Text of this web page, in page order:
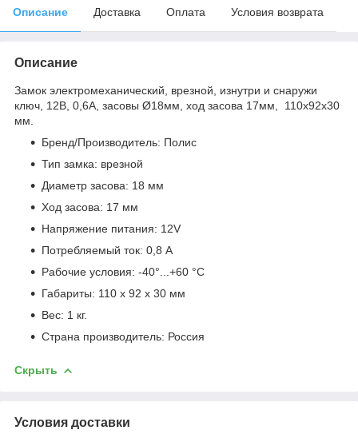
Описание Доставка Оплата Условия возврата
Описание
Замок электромеханический, врезной, изнутри и снаружи
ключ, 12В, 0,6А, засовы Ø18мм, ход засова 17мм, 110х92х30
мм.
Бренд/Производитель: Полис
Тип замка: врезной
Диаметр засова: 18 мм
Ход засова: 17 мм
Напряжение питания: 12V
Потребляемый ток: 0,8 А
Рабочие условия: -40°...+60 °С
Габариты: 110 х 92 х 30 мм
Вес: 1 кг.
Страна производитель: Россия
Скрыть
Условия доставки